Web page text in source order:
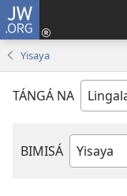
JW.ORG
Yisaya
TÁNGÁ NA
BIMISÁ
Mokanda